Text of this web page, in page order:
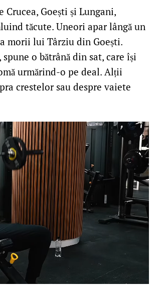
Goești și Lungani,
tăcute. Uneori apar lângă un
morii lui Târziu din Goești.
o bătrână din sat, care își
urmărind-o pe deal. Alții
crestelor sau despre vaiete